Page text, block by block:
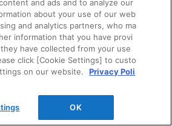
けサイト
and ads and to analyze our
about your use of our web
and analytics partners, who ma
information that you have provi
have collected from your use
click [Cookie Settings] to custo
on our website.
Privacy Poli
OK